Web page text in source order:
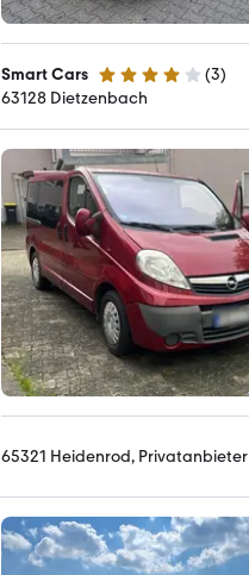
Smart Cars 3.9 Sterne (3)
63128 Dietzenbach
65321 Heidenrod, Privatanbieter